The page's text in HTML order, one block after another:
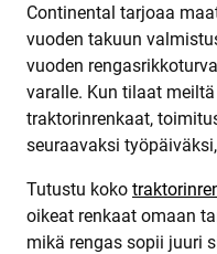
Continental tarjoaa
vuoden takuun
vuoden
varalle. Kun tilaat
traktorinrenkaat,
seuraavaksi
Tutustu koko
oikeat renkaat omaan
mikä rengas sopii juuri